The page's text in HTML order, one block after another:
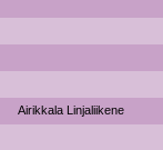
Airikkala Linjaliikene